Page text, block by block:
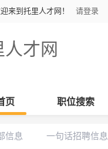
来到托里人才网！ 请登录
人才网
页 职位搜索
信息 一句话招聘信息